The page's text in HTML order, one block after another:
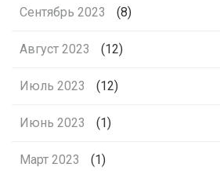
Сентябрь 2023 (8)
Август 2023 (12)
Июль 2023 (12)
Июнь 2023 (1)
Март 2023 (1)